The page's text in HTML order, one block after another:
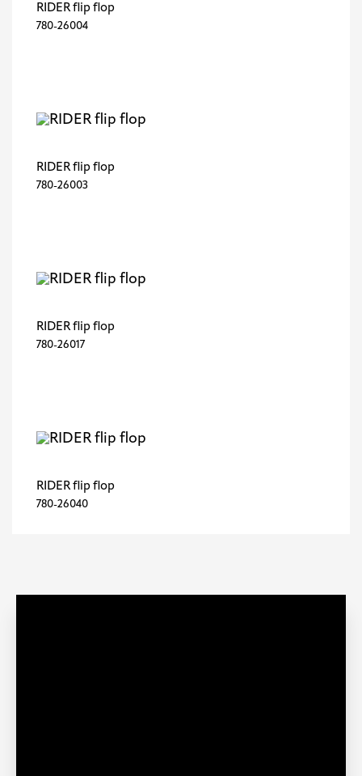
RIDER flip flop
780-26004
RIDER flip flop
780-26003
RIDER flip flop
780-26017
RIDER flip flop
780-26040